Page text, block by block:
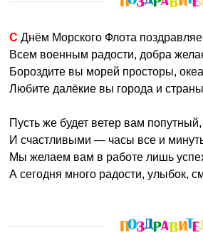
С Днём Морского Флота
Всем военным радости, добра
Бороздите вы морей просторы,
Любите далёкие вы города и
Пусть же будет ветер вам попутный,
И счастливыми — часы все и
Мы желаем вам в работе лишь
А сегодня много радости, улыбок,